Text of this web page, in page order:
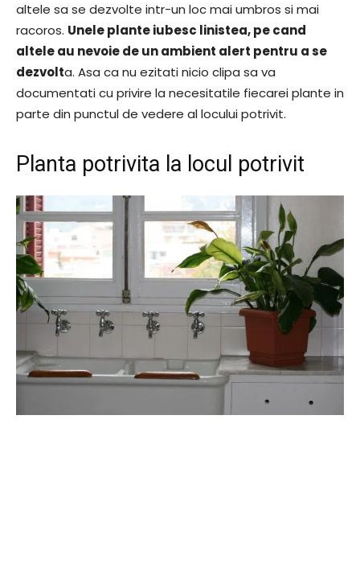
altele sa se dezvolte intr-un loc mai umbros si mai
racoros. Unele plante iubesc linistea, pe cand
altele au nevoie de un ambient alert pentru a se
dezvolta. Asa ca nu ezitati nicio clipa sa va
documentati cu privire la necesitatile fiecarei plante in
parte din punctul de vedere al locului potrivit.
Planta potrivita la locul potrivit